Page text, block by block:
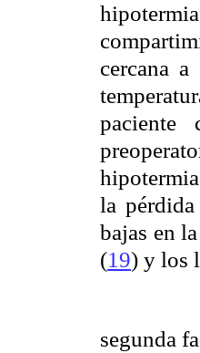
cercana
la
bajas en
(19) y los
segunda